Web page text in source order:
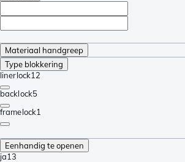
Materiaal handgreep
Type blokkering
linerlock12
backlock5
framelock1
Eenhandig te openen
ja13